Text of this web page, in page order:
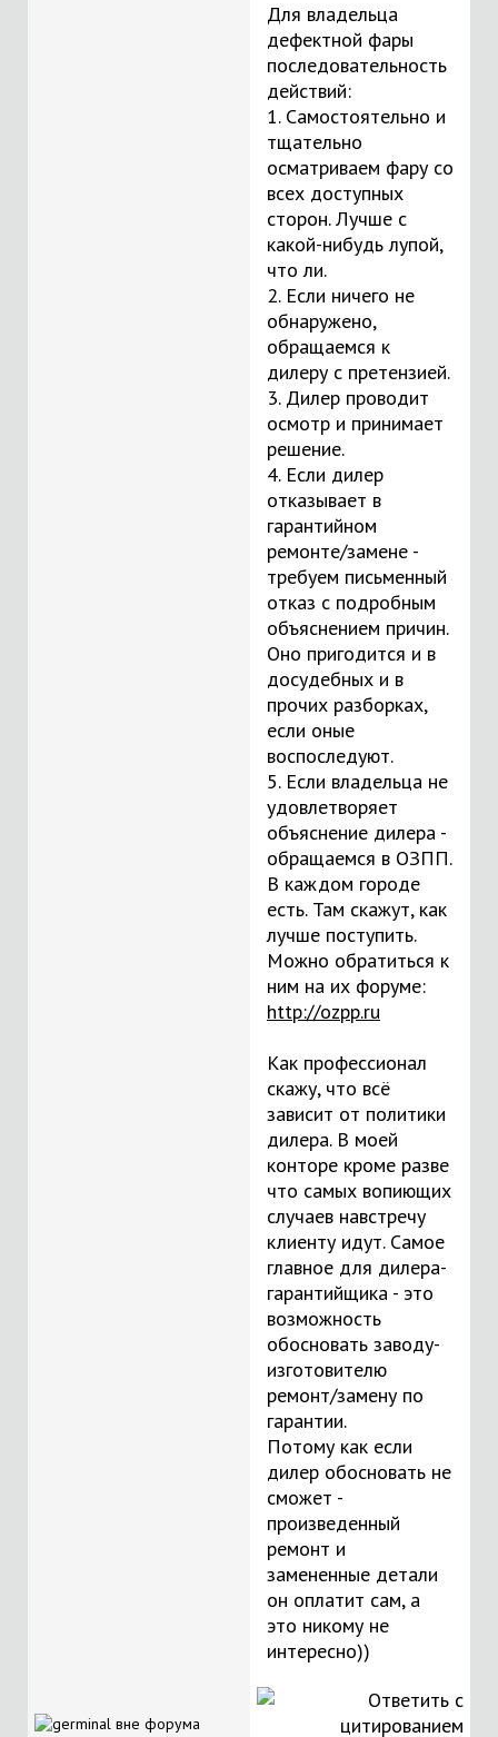
Для владельца
дефектной фары
последовательность
действий:
1. Самостоятельно и
тщательно
осматриваем фару со
всех доступных
сторон. Лучше с
какой-нибудь лупой,
что ли.
2. Если ничего не
обнаружено,
обращаемся к
дилеру с претензией.
3. Дилер проводит
осмотр и принимает
решение.
4. Если дилер
отказывает в
гарантийном
ремонте/замене -
требуем письменный
отказ с подробным
объяснением причин.
Оно пригодится и в
досудебных и в
прочих разборках,
если оные
воспоследуют.
5. Если владельца не
удовлетворяет
объяснение дилера -
обращаемся в ОЗПП.
В каждом городе
есть. Там скажут, как
лучше поступить.
Можно обратиться к
ним на их форуме:
http://ozpp.ru
Как профессионал
скажу, что всё
зависит от политики
дилера. В моей
конторе кроме разве
что самых вопиющих
случаев навстречу
клиенту идут. Самое
главное для дилера-
гарантийщика - это
возможность
обосновать заводу-
изготовителю
ремонт/замену по
гарантии.
Потому как если
дилер обосновать не
сможет -
произведенный
ремонт и
замененные детали
он оплатит сам, а
это никому не
интересно))